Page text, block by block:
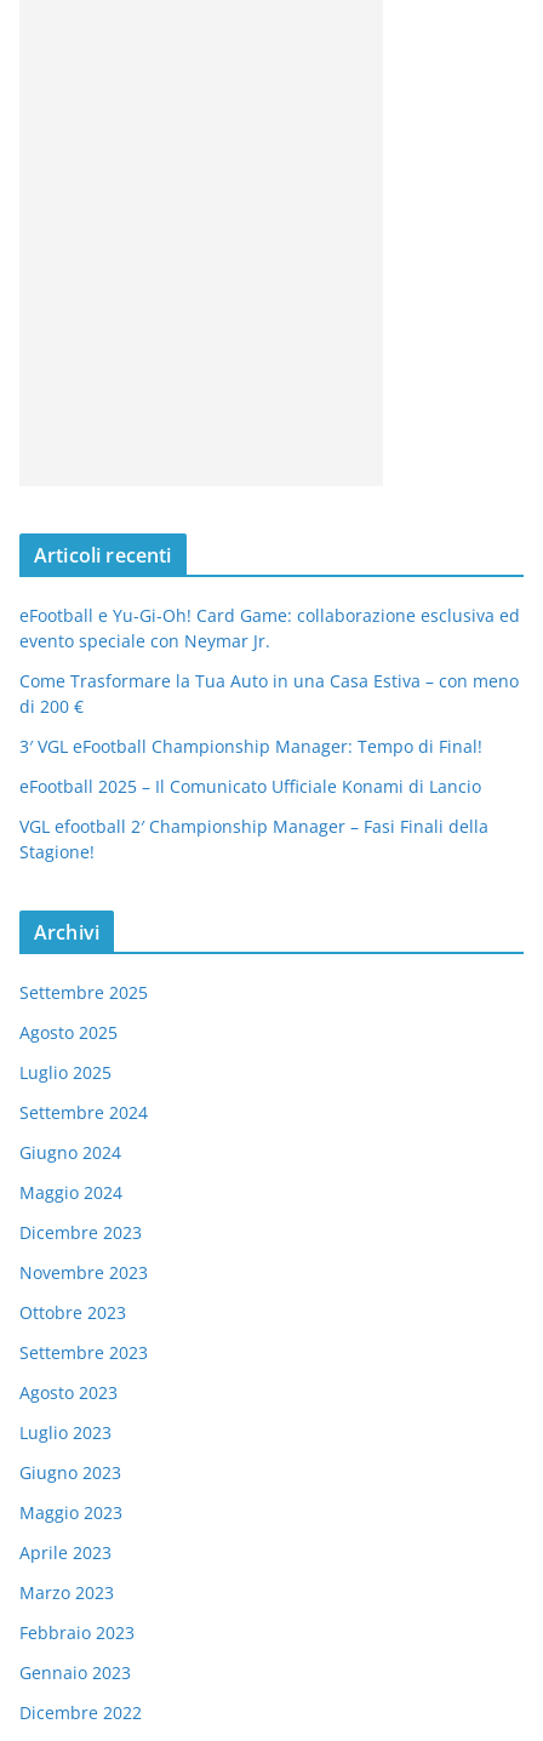
Articoli recenti
eFootball e Yu-Gi-Oh! Card Game: collaborazione esclusiva ed
evento speciale con Neymar Jr.
Come Trasformare la Tua Auto in una Casa Estiva – con meno
di 200 €
3′ VGL eFootball Championship Manager: Tempo di Final!
eFootball 2025 – Il Comunicato Ufficiale Konami di Lancio
VGL efootball 2′ Championship Manager – Fasi Finali della
Stagione!
Archivi
Settembre 2025
Agosto 2025
Luglio 2025
Settembre 2024
Giugno 2024
Maggio 2024
Dicembre 2023
Novembre 2023
Ottobre 2023
Settembre 2023
Agosto 2023
Luglio 2023
Giugno 2023
Maggio 2023
Aprile 2023
Marzo 2023
Febbraio 2023
Gennaio 2023
Dicembre 2022